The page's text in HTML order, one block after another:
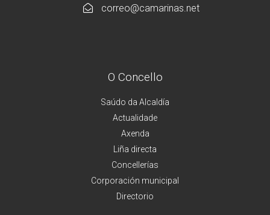
correo@camarinas.net
O Concello
Saúdo da Alcaldía
Actualidade
Axenda
Liña directa
Concellerías
Corporación municipal
Directorio